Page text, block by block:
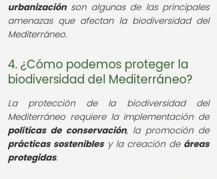
urbanizaciónson algunas de las principales
amenazas que afectan la biodiversidad del
Mediterráneo.
4. ¿Cómo podemos proteger la
biodiversidad del Mediterráneo?
La protección de la biodiversidad del
Mediterráneo requiere la implementación de
políticas de conservación, la promoción de
prácticas sosteniblesy la creación de áreas
protegidas.